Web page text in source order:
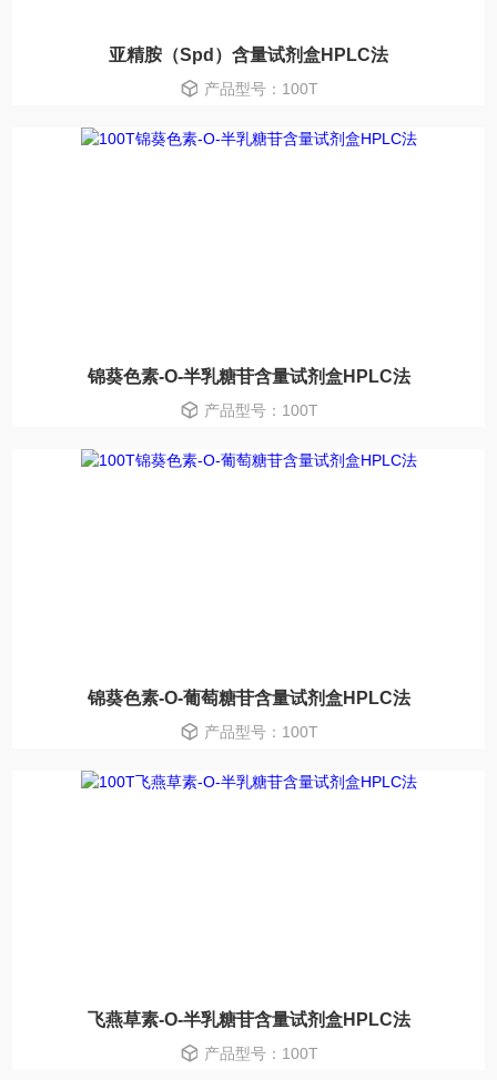
亚精胺（Spd）含量试剂盒HPLC法
产品型号：100T
锦葵色素-O-半乳糖苷含量试剂盒HPLC法
产品型号：100T
锦葵色素-O-葡萄糖苷含量试剂盒HPLC法
产品型号：100T
飞燕草素-O-半乳糖苷含量试剂盒HPLC法
产品型号：100T